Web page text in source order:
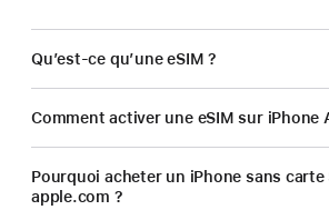
Qu’est-ce qu’une eSIM ?
Comment activer une eSIM sur iPhone
Pourquoi acheter un iPhone sans carte
apple.com ?